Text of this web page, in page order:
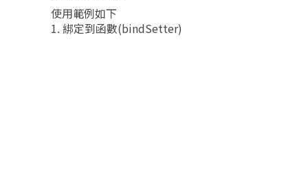
使用範例如下
1. 綁定到函數(bindSetter)